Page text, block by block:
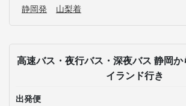
静岡発 山梨着
高速バス・夜行バス・深夜バス 静岡
イランド行き
出発便